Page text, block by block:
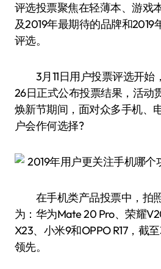
评选投票聚焦在轻薄本、游戏
及2019年最期待的品牌和2019
评选。
3月11日用户投票评选开始
26日正式公布投票结果，活动
焕新节期间，面对众多手机、
户会作何选择?
在手机类产品投票中，拍
为：华为Mate 20 Pro、荣耀
X23、小米9和OPPO R17，截
领先。